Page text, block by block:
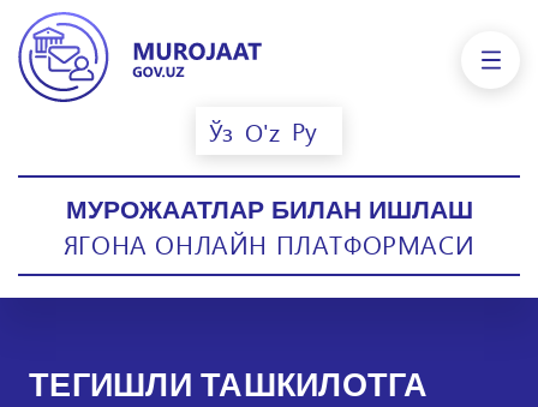
МУРОЖААТЛАР БИЛАН ИШЛАШ
ЯГОНА ОНЛАЙН ПЛАТФОРМАСИ
Ўз O'z Ру
ТЕГИШЛИ ТАШКИЛОТГА